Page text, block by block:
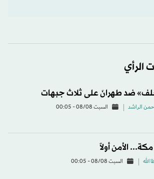
الرأي
ضد طهرانَ على ثلاث جبهات
الراشد السبت 08/08 - 00:05
الأمن أولاً
الله السبت 08/08 - 00:05